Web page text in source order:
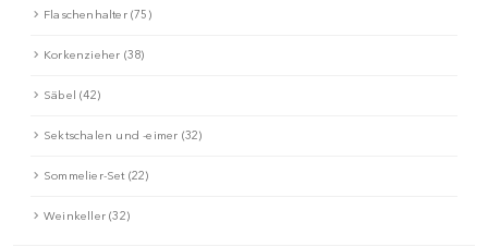
Flaschenhalter (75)
Korkenzieher (38)
Säbel (42)
Sektschalen und -eimer (32)
Sommelier-Set (22)
Weinkeller (32)